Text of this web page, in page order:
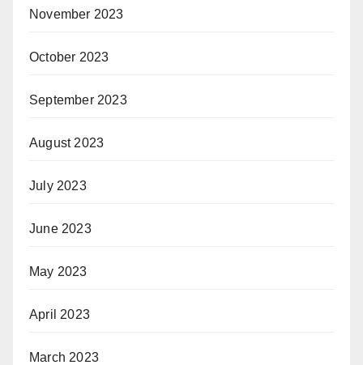
November 2023
October 2023
September 2023
August 2023
July 2023
June 2023
May 2023
April 2023
March 2023